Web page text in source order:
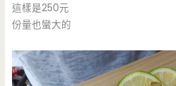
這樣是250元
份量也蠻大的